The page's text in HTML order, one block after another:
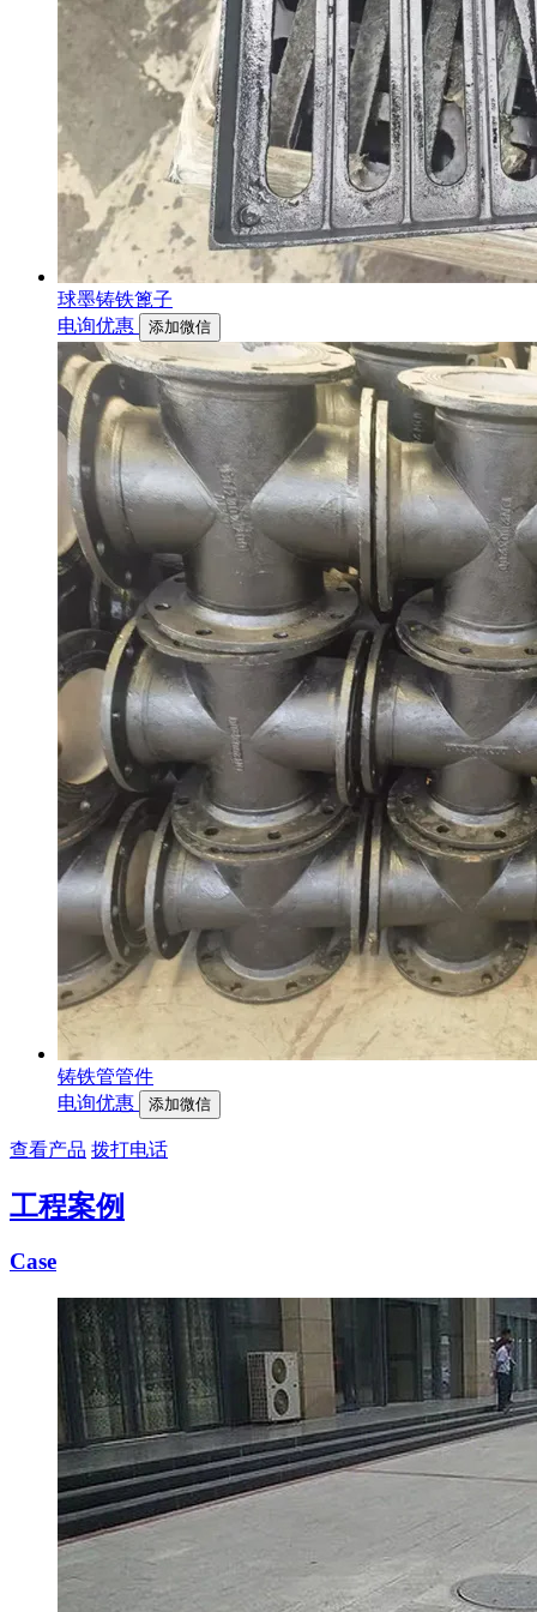
球墨铸铁篦子
电询优惠
添加微信
铸铁管管件
电询优惠
添加微信
查看产品 拨打电话
工程案例
Case